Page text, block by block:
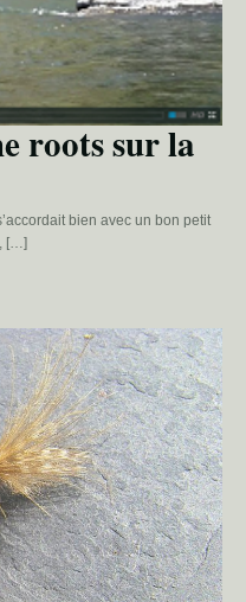
roots sur la
bien avec un bon petit
[…]